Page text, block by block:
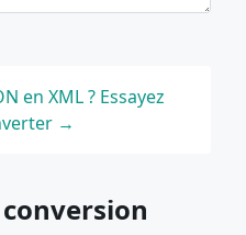
en XML ? Essayez
→